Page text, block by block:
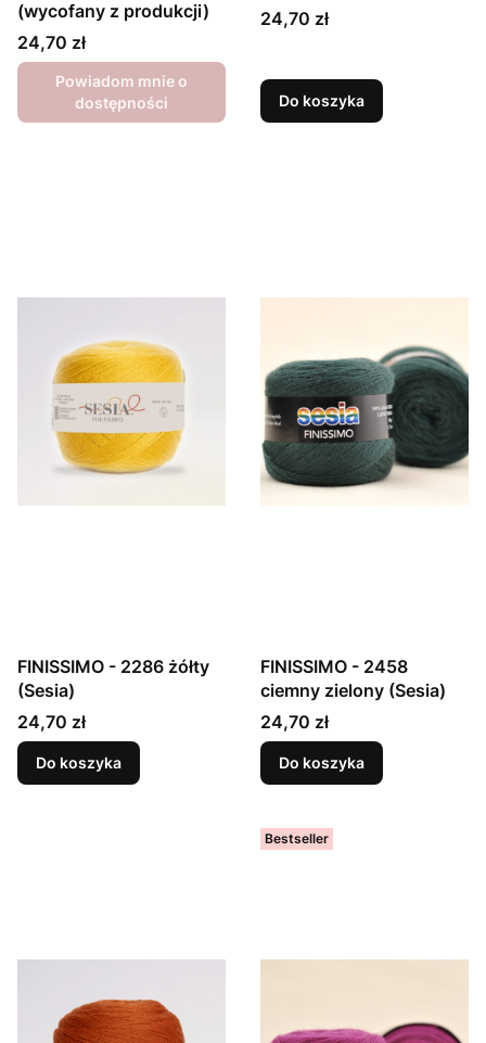
(wycofany z produkcji)
Cena
24,70 zł
Powiadom mnie o
dostępności
Cena
24,70 zł
Do koszyka
FINISSIMO - 2286 żółty
(Sesia)
Cena
24,70 zł
Do koszyka
FINISSIMO - 2458
ciemny zielony (Sesia)
Cena
24,70 zł
Do koszyka
Bestseller